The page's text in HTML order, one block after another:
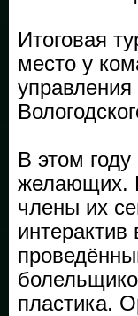
Итоговая
место у
В этом
желающих.
члены их
пластика.